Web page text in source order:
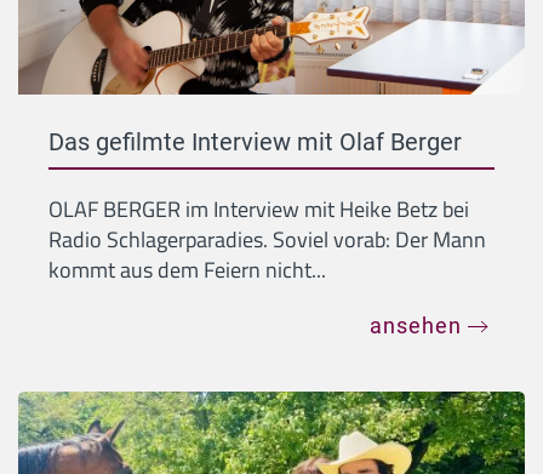
Das gefilmte Interview mit Olaf Berger
OLAF BERGER im Interview mit Heike Betz bei
Radio Schlagerparadies. Soviel vorab: Der Mann
kommt aus dem Feiern nicht...
ansehen